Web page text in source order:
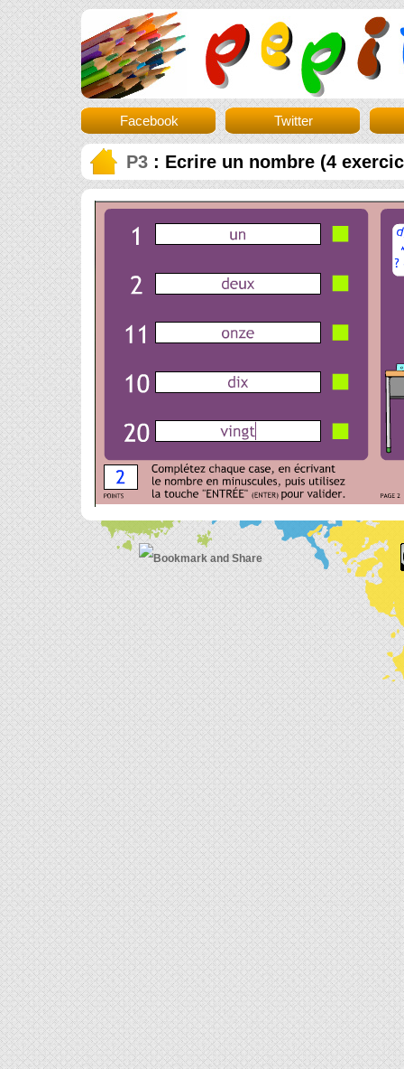
Facebook Twitter
P3 : Ecrire un nombre (4